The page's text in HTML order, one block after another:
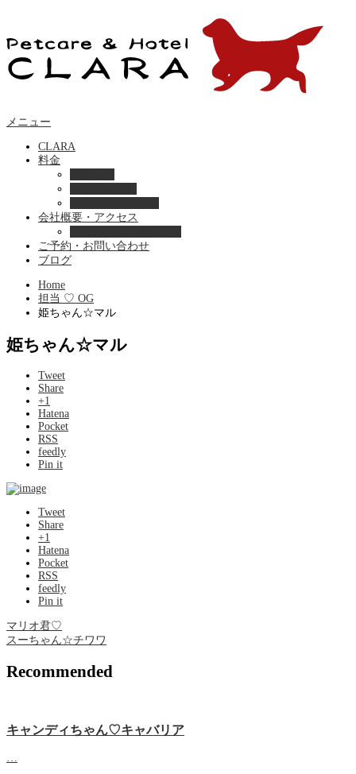
メニュー
CLARA
料金
会社概要・アクセス
ご予約・お問い合わせ
ブログ
Home
担当 ♡ OG
姫ちゃん☆マル
姫ちゃん☆マル
Tweet
Share
+1
Hatena
Pocket
RSS
feedly
Pin it
Tweet
Share
+1
Hatena
Pocket
RSS
feedly
Pin it
マリオ君♡
スーちゃん☆チワワ
Recommended
キャンディちゃん♡キャバリア